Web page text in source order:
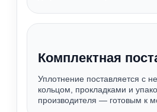
Комплектная
Уплотнение поставляется с
кольцом, прокладками и
производителя — готовым к